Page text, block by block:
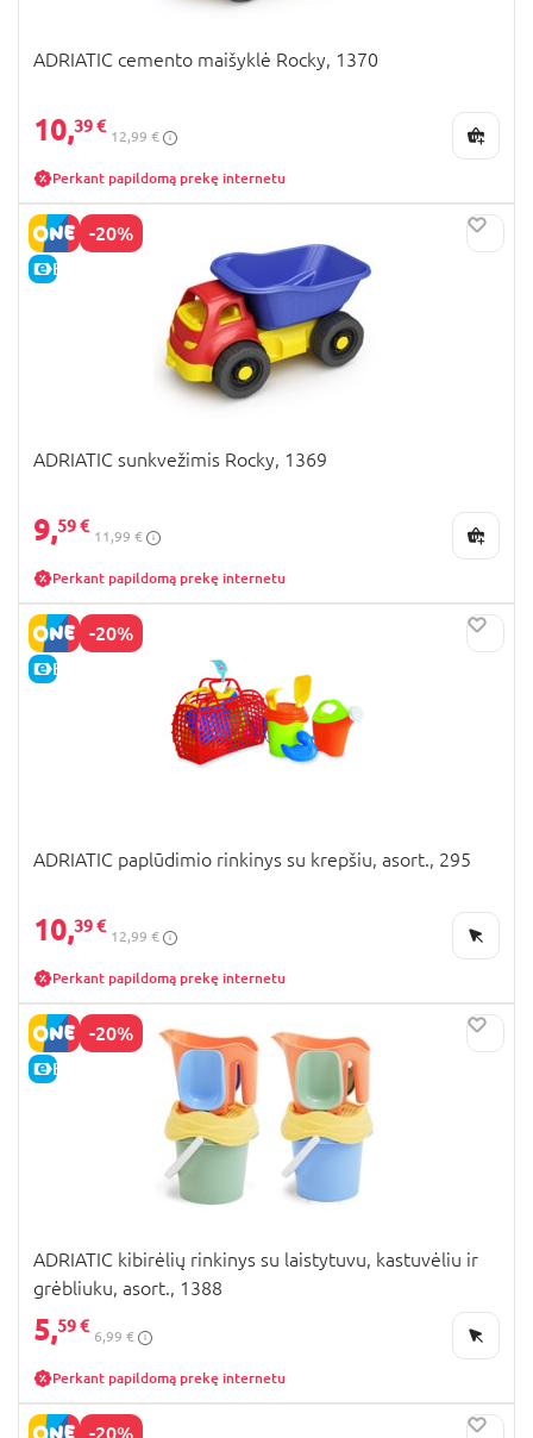
ADRIATIC cemento maišyklė Rocky, 1370
10,39 €
12,99 €
Perkant papildomą prekę internetu
-20%
E-KAINA
ADRIATIC sunkvežimis Rocky, 1369
9,59 €
11,99 €
Perkant papildomą prekę internetu
-20%
E-KAINA
ADRIATIC paplūdimio rinkinys su krepšiu, asort., 295
10,39 €
12,99 €
Perkant papildomą prekę internetu
-20%
E-KAINA
ADRIATIC kibirėlių rinkinys su laistytuvu, kastuvėliu ir
grėbliuku, asort., 1388
5,59 €
6,99 €
Perkant papildomą prekę internetu
-20%